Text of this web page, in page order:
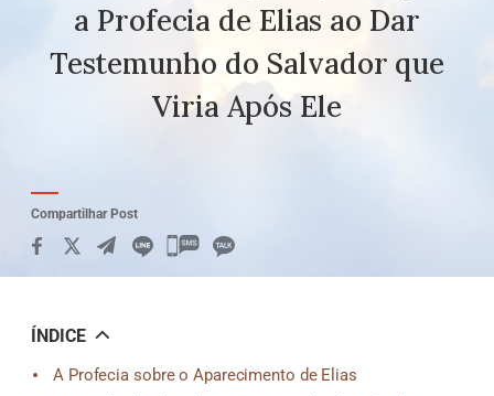
a Profecia de Elias ao Dar
Testemunho do Salvador que
Viria Após Ele
Compartilhar Post
카
ÍNDICE
A Profecia sobre o Aparecimento de Elias